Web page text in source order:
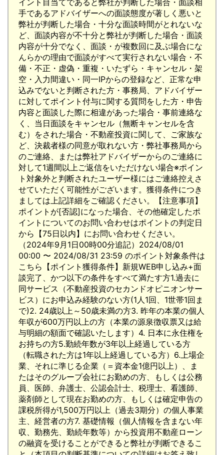
イント目当てであると弊社が判断した場合・面談相
手であるアドバイザーへの面談態度が著しく悪いと
弊社が判断した場合・十分な面談時間がとれないな
ど、面談内容が不十分と弊社が判断した場合・面談
内容が十分でなく、面談・が複数回に及ぶ場合にな
んらかの理由で面談がすべて実行されない場合・不
備・不正・虚偽・重複・いたずら・キャンセル・架
空・入力間違い・同一IPからの登録など、正常な申
込みでないと判断された方・事務局、アドバイザー
に対してポイント付与に関する質問をした方・申告
内容と面談した際に相違があった場合・事前連絡な
く、当日面談をキャンセル（無断キャンセルを含
む）をされた場合・不動産投資に関して、ご家族な
ど、決裁者様の同意が取れない方・弊社事務局から
のご連絡、または弊社アドバイザーからのご連絡に
対して1週間以上ご返信をいただけない場合※ポイン
ト対象外と判断されたユーザー様にはご連絡控えさ
せていただく可能性がございます。獲得条件につき
ましては上記詳細をご確認ください。【注意事項】
ポイントが[否認]になった場合、その他確定したポ
イントについてのお問い合わせはポイントの判定日
から【75日以内】にお問い合わせください。
（2024年9月1日00時00分追記）2024/08/01
00:00 〜 2024/08/31 23:59 のポイント対象条件は
こちら【ポイント獲得条件】新規WEB申し込み+面
談完了、かつ以下の条件をすべて満たす方1.過去に
同サービス（不動産投資のセカンドオピニオンサー
ビス）にお申込み経験のない方(1人1回、1世帯1回ま
で)2. 24歳以上～50歳未満の方3. 昨年の本業の個人
年収が600万円以上の方（本業の源泉徴収票又は給
与明細の額面で確認いたします）4. 日本に永住権を
お持ちの方5.勤続年数が3年以上経過している方
（転職された方は1年以上経過している方）6.上場企
業、それに準じる企業（＝資本金1億円以上）、ま
たはそのグループ会社にお勤めの方、もしくは公務
員、医師、弁護士、公認会計士、税理士、看護師、
薬剤師として現在お勤めの方、もしくは確定申告の
課税所得が1,500万円以上（過去3期分）の個人事業
主、経営者の方7. 基礎情報（個人情報を含まない年
収、勤務先、勤続年数等）から投資用不動産ローン
の融資を受けることができると弊社が判断できるこ